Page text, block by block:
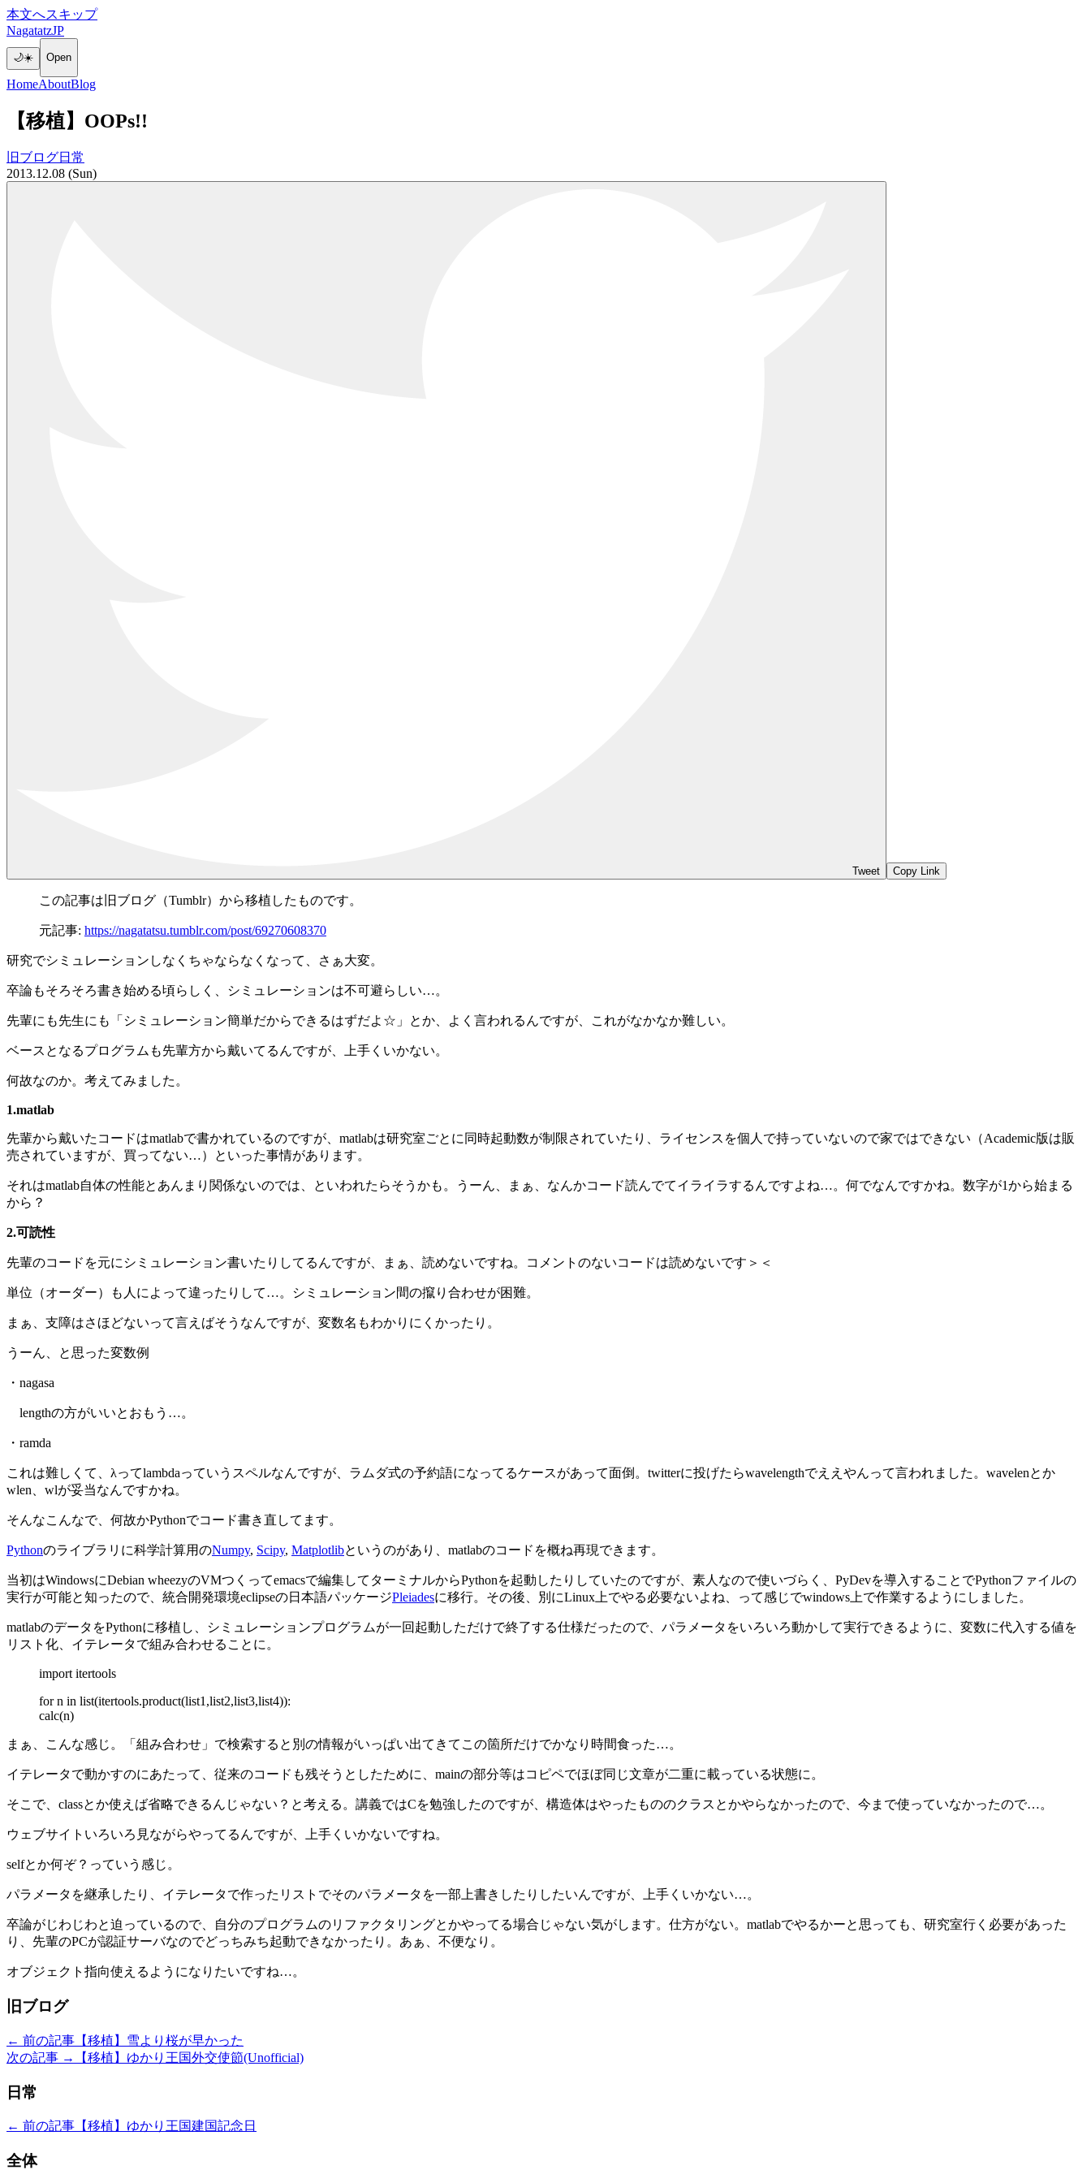
本文へスキップ
NagatatzJP
🌙☀️ Open
HomeAboutBlog
【移植】OOPs!!
旧ブログ日常
2013.12.08 (Sun)
Tweet Copy Link
この記事は旧ブログ（Tumblr）から移植したものです。
元記事: https://nagatatsu.tumblr.com/post/69270608370
研究でシミュレーションしなくちゃならなくなって、さぁ大変。
卒論もそろそろ書き始める頃らしく、シミュレーションは不可避らしい…。
先輩にも先生にも「シミュレーション簡単だからできるはずだよ☆」とか、よく言われるんですが、これがなかなか難しい。
ベースとなるプログラムも先輩方から戴いてるんですが、上手くいかない。
何故なのか。考えてみました。
1.matlab
先輩から戴いたコードはmatlabで書かれているのですが、matlabは研究室ごとに同時起動数が制限されていたり、ライセンスを個人で持っていないので家ではできない（Academic版は販
売されていますが、買ってない…）といった事情があります。
それはmatlab自体の性能とあんまり関係ないのでは、といわれたらそうかも。うーん、まぁ、なんかコード読んでてイライラするんですよね…。何でなんですかね。数字が1から始まる
から？
2.可読性
先輩のコードを元にシミュレーション書いたりしてるんですが、まぁ、読めないですね。コメントのないコードは読めないです＞＜
単位（オーダー）も人によって違ったりして…。シミュレーション間の攛り合わせが困難。
まぁ、支障はさほどないって言えばそうなんですが、変数名もわかりにくかったり。
うーん、と思った変数例
・nagasa
lengthの方がいいとおもう…。
・ramda
これは難しくて、λってlambdaっていうスペルなんですが、ラムダ式の予約語になってるケースがあって面倒。twitterに投げたらwavelengthでええやんって言われました。wavelenとか
wlen、wlが妥当なんですかね。
そんなこんなで、何故かPythonでコード書き直してます。
Pythonのライブラリに科学計算用のNumpy, Scipy, Matplotlibというのがあり、matlabのコードを概ね再現できます。
当初はWindowsにDebian wheezyのVMつくってemacsで編集してターミナルからPythonを起動したりしていたのですが、素人なので使いづらく、PyDevを導入することでPythonファイルの
実行が可能と知ったので、統合開発環境eclipseの日本語パッケージPleiadesに移行。その後、別にLinux上でやる必要ないよね、って感じでwindows上で作業するようにしました。
matlabのデータをPythonに移植し、シミュレーションプログラムが一回起動しただけで終了する仕様だったので、パラメータをいろいろ動かして実行できるように、変数に代入する値を
リスト化、イテレータで組み合わせることに。
import itertools
for n in list(itertools.product(list1,list2,list3,list4)):
calc(n)
まぁ、こんな感じ。「組み合わせ」で検索すると別の情報がいっぱい出てきてこの箇所だけでかなり時間食った…。
イテレータで動かすのにあたって、従来のコードも残そうとしたために、mainの部分等はコピペでほぼ同じ文章が二重に載っている状態に。
そこで、classとか使えば省略できるんじゃない？と考える。講義ではCを勉強したのですが、構造体はやったもののクラスとかやらなかったので、今まで使っていなかったので…。
ウェブサイトいろいろ見ながらやってるんですが、上手くいかないですね。
selfとか何ぞ？っていう感じ。
パラメータを継承したり、イテレータで作ったリストでそのパラメータを一部上書きしたりしたいんですが、上手くいかない…。
卒論がじわじわと迫っているので、自分のプログラムのリファクタリングとかやってる場合じゃない気がします。仕方がない。matlabでやるかーと思っても、研究室行く必要があった
り、先輩のPCが認証サーバなのでどっちみち起動できなかったり。あぁ、不便なり。
オブジェクト指向使えるようになりたいですね…。
旧ブログ
← 前の記事 【移植】雪より桜が早かった
次の記事 →
【移植】ゆかり王国外交使節(Unofficial)
日常
← 前の記事 【移植】ゆかり王国建国記念日
全体